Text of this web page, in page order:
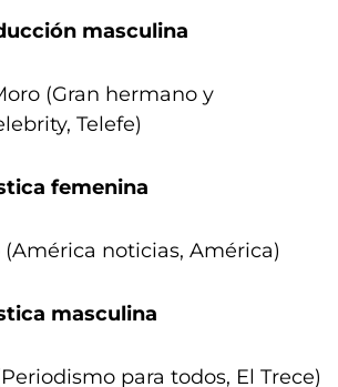
masculina
(Gran hermano y
Telefe)
femenina
(América noticias, América)
masculina
para todos, El Trece)